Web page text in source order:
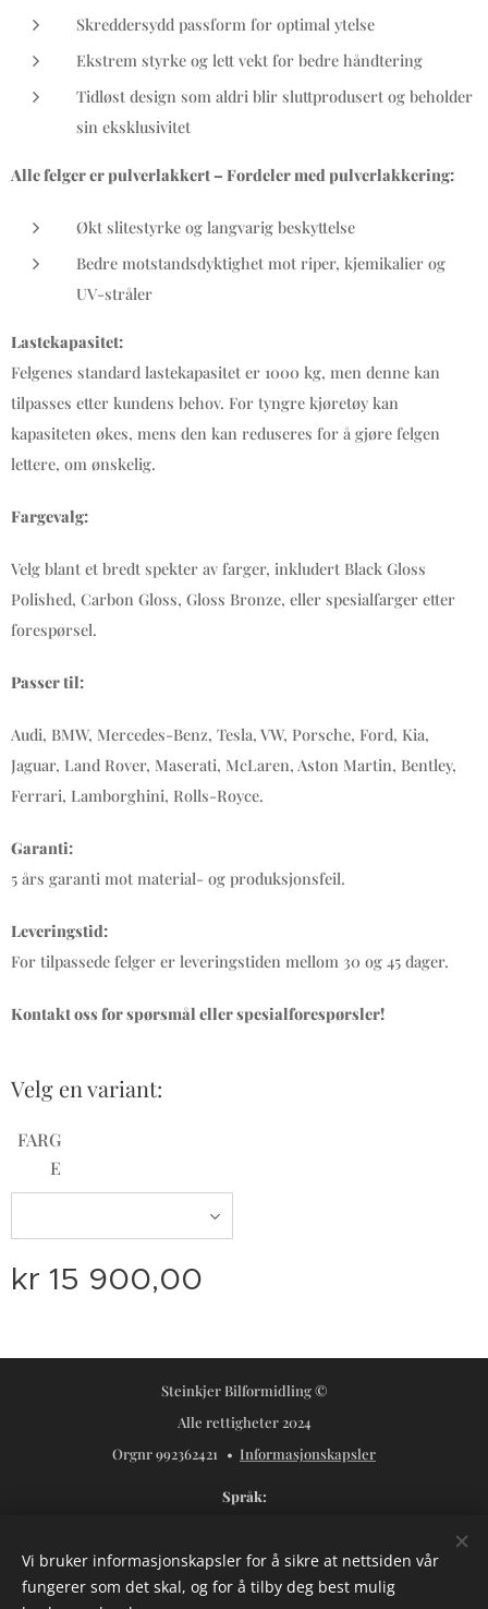
Skreddersydd passform for optimal ytelse
Ekstrem styrke og lett vekt for bedre håndtering
Tidløst design som aldri blir sluttprodusert og beholder
sin eksklusivitet
Alle felger er pulverlakkert – Fordeler med pulverlakkering:
Økt slitestyrke og langvarig beskyttelse
Bedre motstandsdyktighet mot riper, kjemikalier og
UV-stråler
Lastekapasitet:
Felgenes standard lastekapasitet er 1000 kg, men denne kan
tilpasses etter kundens behov. For tyngre kjøretøy kan
kapasiteten økes, mens den kan reduseres for å gjøre felgen
lettere, om ønskelig.
Fargevalg:
Velg blant et bredt spekter av farger, inkludert Black Gloss
Polished, Carbon Gloss, Gloss Bronze, eller spesialfarger etter
forespørsel.
Passer til:
Audi, BMW, Mercedes-Benz, Tesla, VW, Porsche, Ford, Kia,
Jaguar, Land Rover, Maserati, McLaren, Aston Martin, Bentley,
Ferrari, Lamborghini, Rolls-Royce.
Garanti:
5 års garanti mot material- og produksjonsfeil.
Leveringstid:
For tilpassede felger er leveringstiden mellom 30 og 45 dager.
Kontakt oss for spørsmål eller spesialforespørsler!
Velg en variant:
FARG
E
kr 15 900,00
Steinkjer Bilformidling ©
Alle rettigheter 2024
Orgnr 992362421
Informasjonskapsler
Språk
Valuta
NOK kr
USD $ SEK kr
Vi bruker informasjonskapsler for å sikre at nettsiden vår
fungerer som det skal, og for å tilby deg best mulig